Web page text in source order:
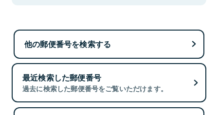
他の郵便番号を検索する
最近検索した郵便番号
過去に検索した郵便番号をご覧いただけます。